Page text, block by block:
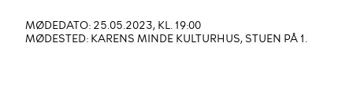
her
MØDEDATO: 25.05.2023, KL. 19:00
MØDESTED: KARENS MINDE KULTURHUS, STUEN PÅ 1.